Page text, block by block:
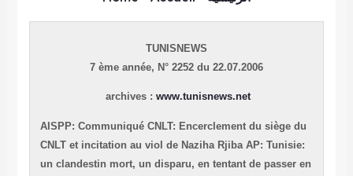
TUNISNEWS
7 ème année, N° 2252 du 22.07.2006
archives : www.tunisnews.net
AISPP: Communiqué CNLT: Encerclement du siège du
CNLT et incitation au viol de Naziha RjibaAP: Tunisie:
un clandestin mort, un disparu, en tentant de passer en